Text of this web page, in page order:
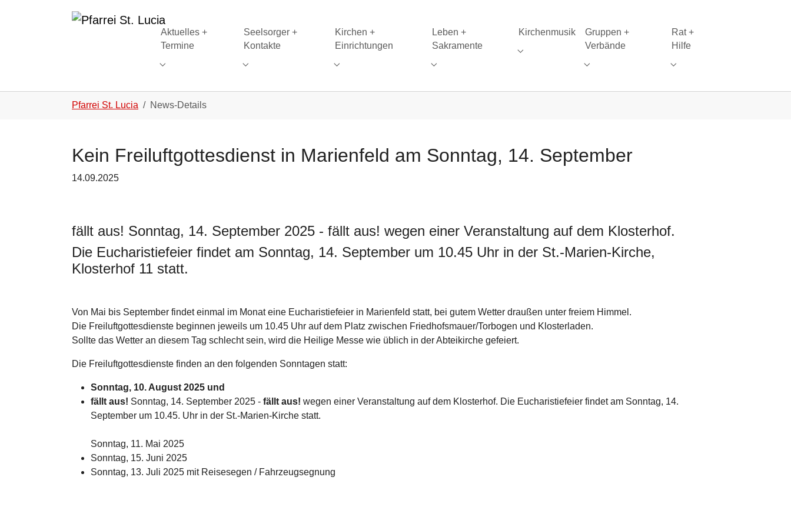
Aktuelles +
Termine
Seelsorger +
Kontakte
Submenu for "Seelsorger + Kontakte"
Kirchen +
Einrichtungen
Submenu for "Kirchen + Einrichtungen"
Leben +
Sakramente
Submenu for "Leben + Sakramente"
Kirchenmusik
Submenu for "Kirchenmusik"
Gruppen +
Verbände
Submenu for "Gruppen + Verbände"
Rat +
Hilfe
Submenu for "Rat + Hilfe"
Pfarrei St. Lucia News-Details
Kein Freiluftgottesdienst in Marienfeld am Sonntag, 14. September
14.09.2025
fällt aus! Sonntag, 14. September 2025 - fällt aus! wegen einer Veranstaltung auf dem Klosterhof.
Die Eucharistiefeier findet am Sonntag, 14. September um 10.45 Uhr in der St.-Marien-Kirche,
Klosterhof 11 statt.
Von Mai bis September findet einmal im Monat eine Eucharistiefeier in Marienfeld statt, bei gutem Wetter draußen unter freiem Himmel.
Die Freiluftgottesdienste beginnen jeweils um 10.45 Uhr auf dem Platz zwischen Friedhofsmauer/Torbogen und Klosterladen.
Sollte das Wetter an diesem Tag schlecht sein, wird die Heilige Messe wie üblich in der Abteikirche gefeiert.
Die Freiluftgottesdienste finden an den folgenden Sonntagen statt:
Sonntag, 10. August 2025 und
fällt aus! Sonntag, 14. September 2025 - fällt aus! wegen einer Veranstaltung auf dem Klosterhof. Die Eucharistiefeier findet am Sonntag, 14.
September um 10.45. Uhr in der St.-Marien-Kirche statt.
Sonntag, 11. Mai 2025
Sonntag, 15. Juni 2025
Sonntag, 13. Juli 2025 mit Reisesegen / Fahrzeugsegnung